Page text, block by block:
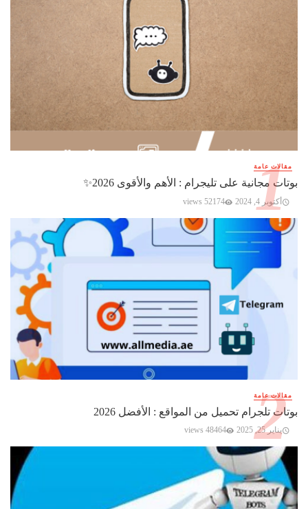
مقالات عامة
بوتات مجانية على تليجرام : الأهم والأقوى 2026✨️
أكتوبر 4, 2024 52174 views
مقالات عامة
بوتات تلجرام تحميل من المواقع : الأفضل 2026
يناير 25, 2025 48464 views